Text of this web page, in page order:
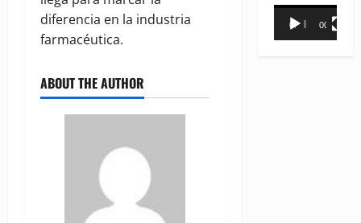
diferencia en la industria
farmacéutica.
ABOUT THE AUTHOR
Reproductor
00:00 00:31